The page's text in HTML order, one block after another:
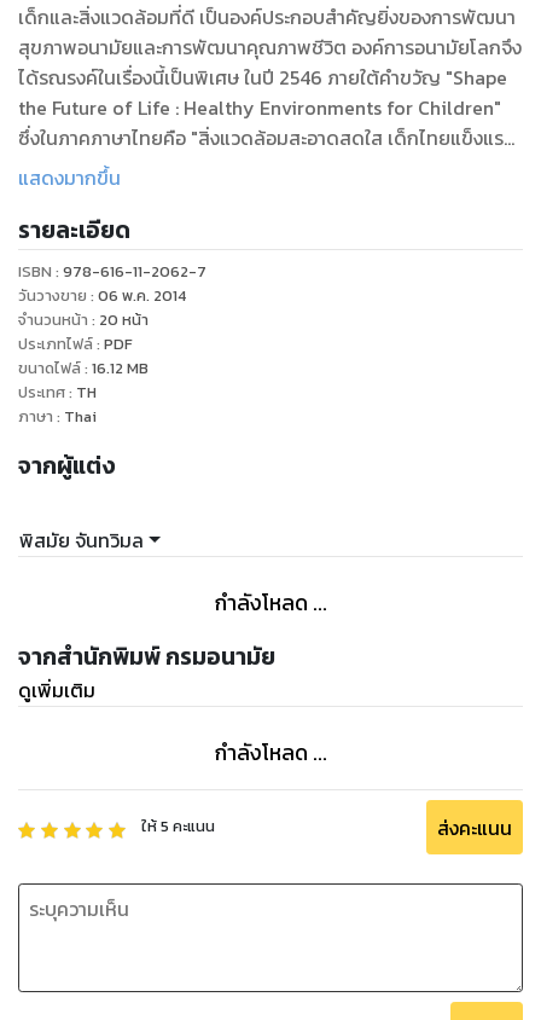
เด็กและสิ่งแวดล้อมที่ดี เป็นองค์ประกอบสำคัญยิ่งของการพัฒนา
สุขภาพอนามัยและการพัฒนาคุณภาพชีวิต องค์การอนามัยโลกจึง
ได้รณรงค์ในเรื่องนี้เป็นพิเศษ ในปี 2546 ภายใต้คำขวัญ "Shape
the Future of Life : Healthy Environments for Children"
ซึ่งในภาคภาษาไทยคือ "สิ่งแวดล้อมสะอาดสดใส เด็กไทยแข็งแรง"
กรมอนามัยจึงได้มีโครงการจัดพิมพ์สื่อสิ่งพิมพ์ประเภทหนังสือ
โอกาสเข้าถึงหนังสือภาพสำหรับเด็กได้ทั่วถึงยิ่งขึ้น
แสดงมากขึ้น
รายละเอียด
ISBN : 978-616-11-2062-7
วันวางขาย : 06 พ.ค. 2014
จำนวนหน้า : 20 หน้า
ประเภทไฟล์: PDF
ขนาดไฟล์: 16.12 MB
ประเทศ: TH
ภาษา : Thai
จากผู้แต่ง
พิสมัย จันทวิมล
กำลังโหลด ...
จากสำนักพิมพ์ กรมอนามัย
ดูเพิ่มเติม
กำลังโหลด ...
ให้5 คะแนน ส่งคะแนน